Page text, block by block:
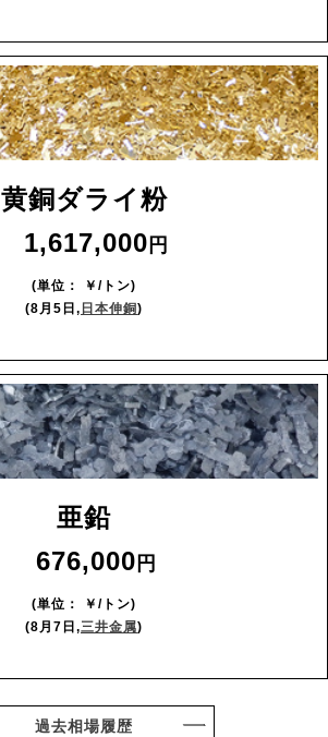
黄銅ダライ粉
1,617,000
(単位： ￥/トン)
(8月5日, 日本伸銅)
亜鉛
676,000
(単位： ￥/トン)
(8月7日,三井金属)
過去相場履歴